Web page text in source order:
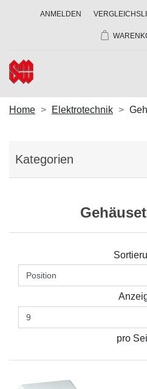
ANMELDEN
Home Elektrotechnik
Kategorien
pro